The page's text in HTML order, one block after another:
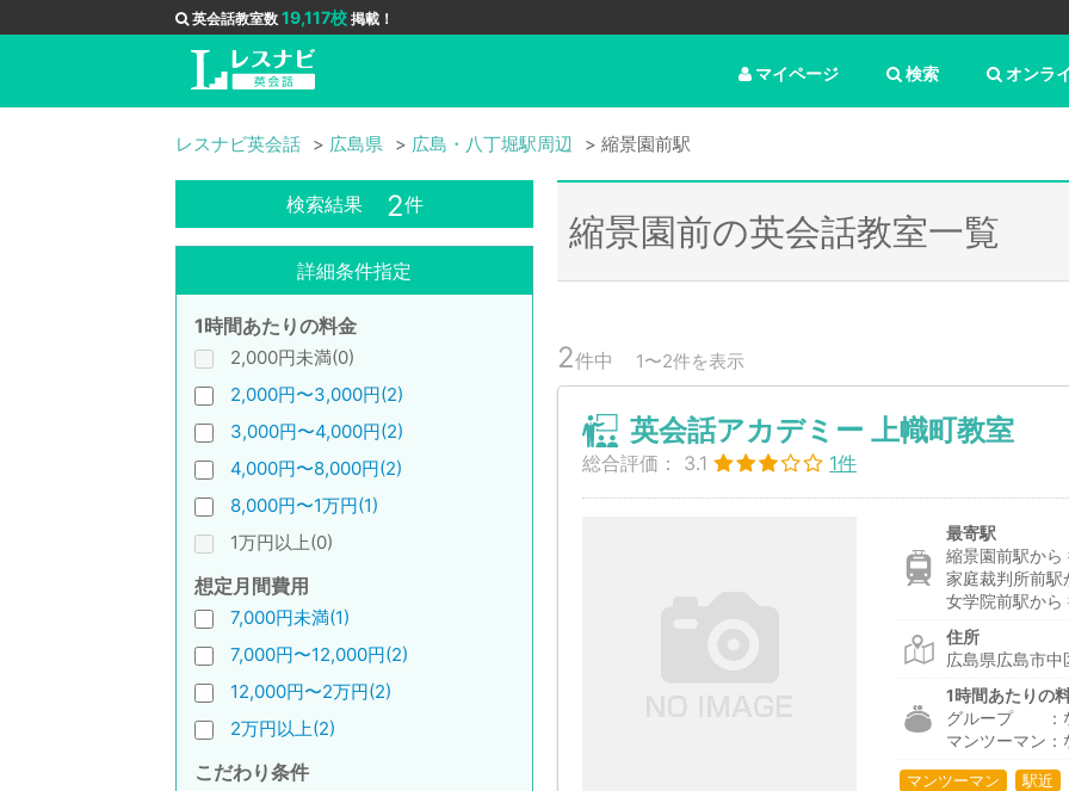
英会話教室数 19,117校 掲載！
オンラ
検索
マイページ
レスナビ英会話 広島県 広島・八丁堀駅周辺 縮景園前駅
検索結果 2件
詳細条件指定
1時間あたりの料金
2,000円未満(0)
2,000円〜3,000円(2)
3,000円〜4,000円(2)
4,000円〜8,000円(2)
8,000円〜1万円(1)
1万円以上(0)
想定月間費用
7,000円未満(1)
7,000円〜12,000円(2)
12,000円〜2万円(2)
2万円以上(2)
こだわり条件
縮景園前の英会話教室一覧
2件中 1〜2件を表示
英会話アカデミー 上幟町教室
総合評価： 3.1 1件
最寄駅
縮景園前駅から
家庭裁判所前駅
女学院前駅から
住所
広島県広島市
1時間あたりの
グループ ：
マンツーマン：
マンツーマン 駅近